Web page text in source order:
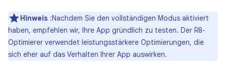
Hinweis :Nachdem Sie den vollständigen Modus aktiviert
haben, empfehlen wir, Ihre App gründlich zu testen. Der R8-
Optimierer verwendet leistungsstärkere Optimierungen, die
sich eher auf das Verhalten Ihrer App auswirken.